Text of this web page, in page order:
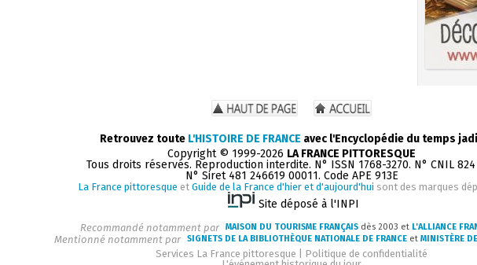
Retrouvez toute L'HISTOIRE DE FRANCE avec l'Encyclopédie du temps
Copyright © 1999-2026 LA FRANCE PITTORESQUE
Tous droits réservés. Reproduction interdite. N° ISSN 1768-3270. N° CNIL
N° Siret 481 246619 00011. Code APE 913E
La France pittoresque et Guide de la France d'hier et d'aujourd'hui sont des marques
Site déposé à l'INPI
Recommandé notamment par MAISON DU TOURISME FRANÇAIS dès 2003 et L'ALLIANCE
Mentionné notamment par SIGNETS DE LA BIBLIOTHÈQUE NATIONALE DE FRANCEet MINISTÈRE
Services La France pittoresque
Politique de confidentialité